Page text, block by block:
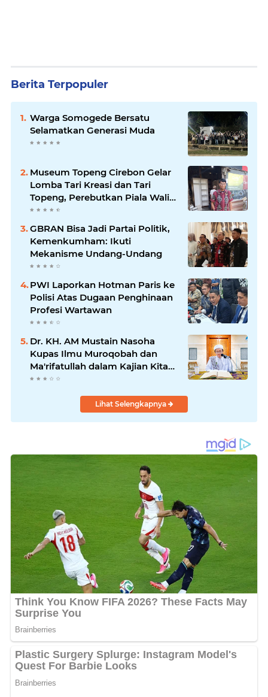
Berita Terpopuler
Warga Somogede Bersatu
Selamatkan Generasi Muda
Museum Topeng Cirebon Gelar
Lomba Tari Kreasi dan Tari
Topeng, Perebutkan Piala Wali
Kota
GBRAN Bisa Jadi Partai Politik,
Kemenkumham: Ikuti
Mekanisme Undang-Undang
PWI Laporkan Hotman Paris ke
Polisi Atas Dugaan Penghinaan
Profesi Wartawan
Dr. KH. AM Mustain Nasoha
Kupas Ilmu Muroqobah dan
Ma'rifatullah dalam Kajian Kitab
Ihya' Ulumuddin
Lihat Selengkapnya